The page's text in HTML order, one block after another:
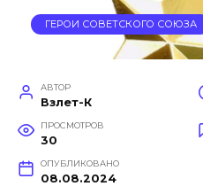
ГЕРОИ СОВЕТСКОГО СОЮЗА
АВТОР
Взлет-К
ПРОСМОТРОВ
30
ОПУБЛИКОВАНО
08.08.2024